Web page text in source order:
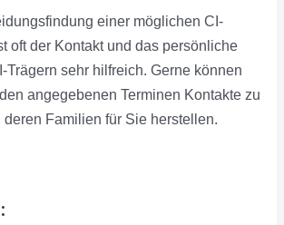
einer möglichen CI-
oft der Kontakt und das persönliche
Trägern sehr hilfreich. Gerne können
angegebenen Terminen Kontakte zu
deren Familien für Sie herstellen.